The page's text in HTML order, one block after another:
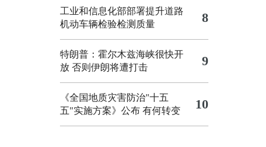
工业和信息化部部署提升道路
机动车辆检验检测质量
8
特朗普：霍尔木兹海峡很快开
放 否则伊朗将遭打击
9
《全国地质灾害防治"十五
五"实施方案》公布 有何转变
10